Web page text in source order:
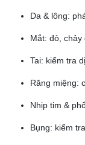
Da & lông:
Mắt: đỏ, chảy
Tai: kiểm tra
Răng miệng:
Nhịp tim &
Bụng: kiểm